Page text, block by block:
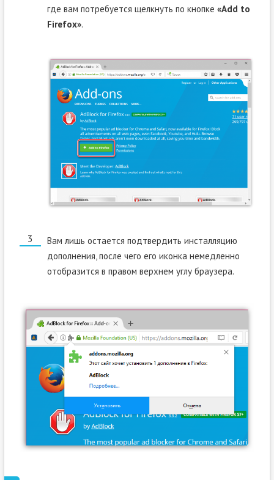
где вам потребуется щелкнуть по кнопке «Add to
Firefox».
Вам лишь остается подтвердить инсталляцию
дополнения, после чего его иконка немедленно
отобразится в правом верхнем углу браузера.